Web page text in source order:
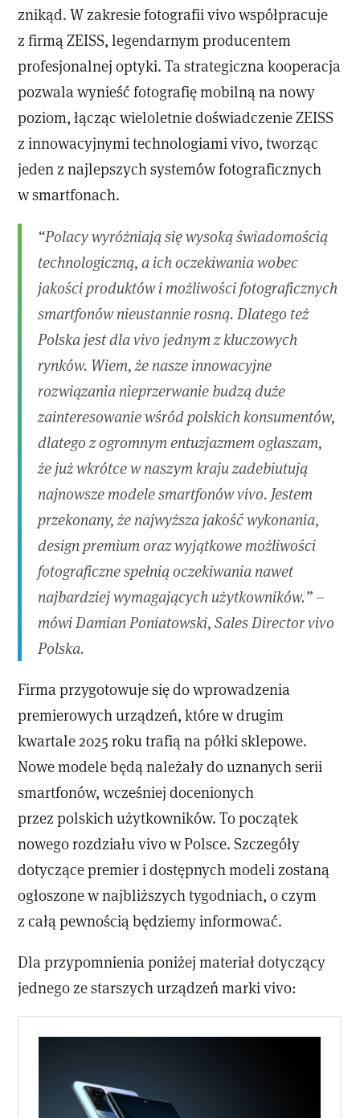
znikąd. W zakresie fotografii vivo współpracuje
z firmą ZEISS, legendarnym producentem
profesjonalnej optyki. Ta strategiczna kooperacja
pozwala wynieść fotografię mobilną na nowy
poziom, łącząc wieloletnie doświadczenie ZEISS
z innowacyjnymi technologiami vivo, tworząc
jeden z najlepszych systemów fotograficznych
w smartfonach.
“Polacy wyróżniają się wysoką świadomością
technologiczną, a ich oczekiwania wobec
jakości produktów i możliwości fotograficznych
smartfonów nieustannie rosną. Dlatego też
Polska jest dla vivo jednym z kluczowych
rynków. Wiem, że nasze innowacyjne
rozwiązania nieprzerwanie budzą duże
zainteresowanie wśród polskich konsumentów,
dlatego z ogromnym entuzjazmem ogłaszam,
że już wkrótce w naszym kraju zadebiutują
najnowsze modele smartfonów vivo. Jestem
przekonany, że najwyższa jakość wykonania,
design premium oraz wyjątkowe możliwości
fotograficzne spełnią oczekiwania nawet
najbardziej wymagających użytkowników.” –
mówi Damian Poniatowski, Sales Director vivo
Polska.
Firma przygotowuje się do wprowadzenia
premierowych urządzeń, które w drugim
kwartale 2025 roku trafią na półki sklepowe.
Nowe modele będą należały do uznanych serii
smartfonów, wcześniej docenionych
przez polskich użytkowników. To początek
nowego rozdziału vivo w Polsce. Szczegóły
dotyczące premier i dostępnych modeli zostaną
ogłoszone w najbliższych tygodniach, o czym
z całą pewnością będziemy informować.
Dla przypomnienia poniżej materiał dotyczący
jednego ze starszych urządzeń marki vivo: